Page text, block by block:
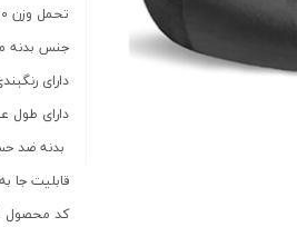
تحمل وزن 180 کیلوگرم
جنس بدنه
دارای
دارای طول
بدنه ضد
قابلیت جا
کد محصول mbl-3075